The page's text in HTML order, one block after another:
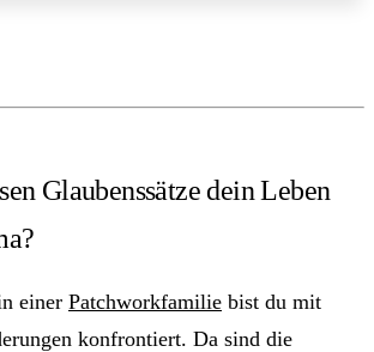
Glaubenssätze dein Leben
einer Patchworkfamilie bist du mit
konfrontiert. Da sind die